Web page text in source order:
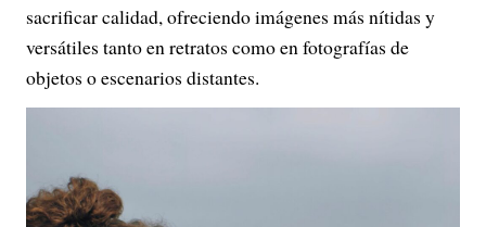
sacrificar calidad, ofreciendo imágenes más nítidas y
versátiles tanto en retratos como en fotografías de
objetos o escenarios distantes.